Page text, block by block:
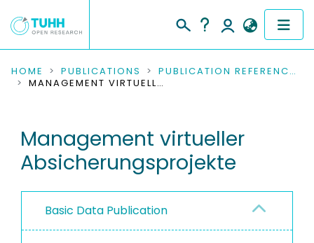
COMMUNITIES & COLLECTIONS
RESEARCH DATA
PEOPLE
INSTITUTIONS
HOME PUBLICATIONS
PUBLICATION REFERENCES
MANAGEMENT VIRTUELLER ABSICHERUNGSPROJEKTE
Management virtueller
Absicherungsprojekte
Basic Data Publication